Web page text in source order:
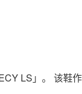
LS」。 该鞋